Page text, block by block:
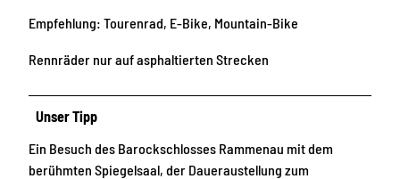
Empfehlung: Tourenrad, E-Bike, Mountain-Bike
Rennräder nur auf asphaltierten Strecken
Unser Tipp
Ein Besuch des Barockschlosses Rammenau mit dem
berühmten Spiegelsaal, der Daueraustellung zum